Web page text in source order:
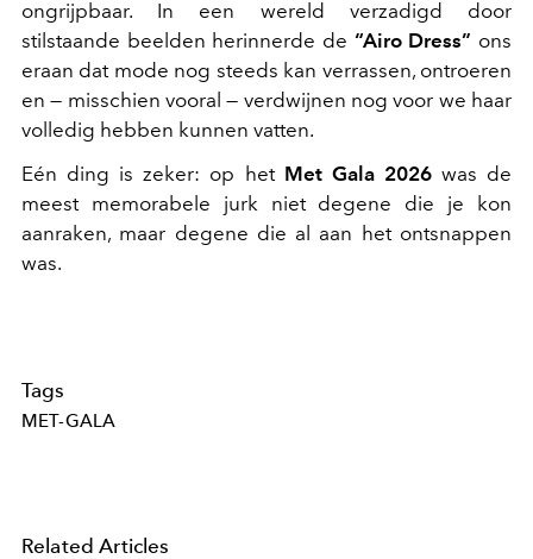
ongrijpbaar. In een wereld verzadigd door
stilstaande beelden herinnerde de “Airo Dress” ons
eraan dat mode nog steeds kan verrassen, ontroeren
en — misschien vooral — verdwijnen nog voor we haar
volledig hebben kunnen vatten.
Eén ding is zeker: op het Met Gala 2026was de
meest memorabele jurk niet degene die je kon
aanraken, maar degene die al aan het ontsnappen
was.
Tags
MET-GALA
Related Articles